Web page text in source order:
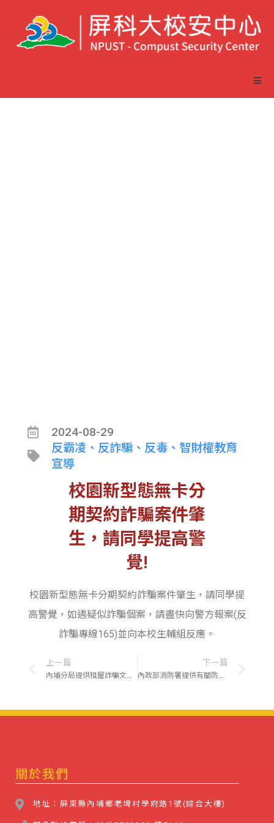
2024-08-29
反霸凌、反詐騙、反毒、智財權教育
宣導
校園新型態無卡分
期契約詐騙案件肇
生，請同學提高警
覺!
校園新型態無卡分期契約詐騙案件肇生，請同學提
高警覺，如遇疑似詐騙個案，請盡快向警方報案(反
詐騙專線165)並向本校生輔組反應。
上一篇 下一篇
關於我們
地址：屏東縣內埔鄉老埤村學府路1號(綜合大樓)